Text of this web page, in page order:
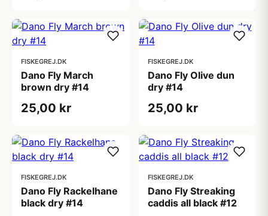
FISKEGREJ.DK
Dano Fly March
brown dry #14
25,00 kr
FISKEGREJ.DK
Dano Fly Olive dun
dry #14
25,00 kr
FISKEGREJ.DK
Dano Fly Rackelhane
black dry #14
FISKEGREJ.DK
Dano Fly Streaking
caddis all black #12